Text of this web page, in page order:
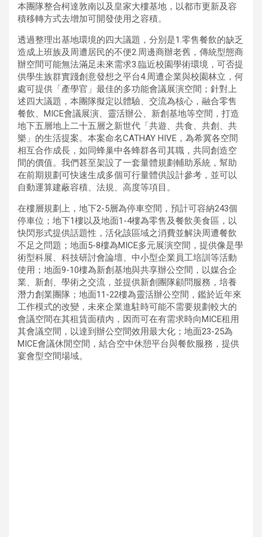
本團隊整合柯達敦南以及皇家大樓基地，以都市更新及容
積移轉方式去增加可開發使用之容積。
透過整理出基地環境的四大議題，分別是1.零售餐飲的缺乏
造成上班族及周遭居民的不便2.周邊商辦老舊，傳統型態商
辦空間可能無法滿足未來需求3.臨近校園學術環境，可否提
供學生族群實踐創意發想之平台4.周遭企業與校園林立，何
處可提供「產學官」最佳的多功能會議展演空間；針對上
述四大議題，本團隊擬定以體驗、交流為核心，融合零售
餐飲、MICE會議展演、靈活辦公、新創基地等空間，打造
地下五層地上二十五層之新世代「共遊、共食、共創、共
樂」的生活提案。本案命名CATHAY HIVE，為希冀各空間
相互合作成長，如同蜂巢中各蜂群各司其職，共同創造空
間的價值。我們甚至架設了一套量體規劃輔助系統，幫助
在前期規劃可快速生成多個可行量體供設計參考，並可以
自動運算建蔽容積、法規、高度等項目。
在樓層規劃上，地下2-5層為停車空間，預計可容納243個
停車位；地下1樓以及地面1-4樓為零售及餐飲美食區，以
快閃形式提供話題性，活化該區域之消費並解決周遭餐飲
不足之問題；地面5-8樓為MICE多元展演空間，提供像是學
術型科展、科技研討會論壇、中小型企業員工培訓等活動
使用；地面9-10樓為新創基地與共享辦公空間，以媒合企
業、新創、學術之交流，並提供新創團隊顧問服務，培養
潛力創業團隊；地面11-22樓為靈活辦公空間，鑑於近年來
工作模式的改變，未來企業進駐時可能不需要規劃較大的
會議空間在其租賃面積內，因而可在有需求時向MICE租用
其會議空間，以達到辦公空間效用最大化；地面23-25為
MICE會議休閒空間，結合空中休憩平台與餐飲服務，提供
宴會型空間場域。